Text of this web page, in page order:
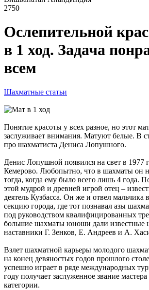
2750
Ослепительной
в 1 ход. Задача
всем
Шахматные статьи
Понятие красоты у всех разное, но этот
заслуживает внимания. Матуют белые. В
про шахматиста Дениса Лопушного.
Денис Лопушной появился на свет в 1977
Кемерово. Любопытно, что в шахматы он
тогда, когда ему было всего лишь 4 года.
этой мудрой и древней игрой отец –
деятель Кузбасса. Он же и отвел
секцию города, где тот познавал азы
под руководством квалифицированных
большие шахматы юноши дали известные
наставники Г. Зенков, Е. Андреев и А.
Взлет шахматной карьеры молодого
на конец девяностых годов прошлого
успешно играет в ряде международных
году получает заслуженное звание
категории.